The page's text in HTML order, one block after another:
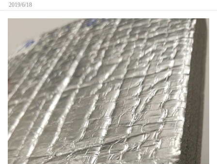
2019/6/18